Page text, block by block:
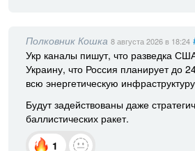
Полковник Кошка 8 августа 2026 в 18:24
Укр каналы пишут, что разведка
Украину, что Россия планирует до
всю энергетическую
Будут задействованы даже
баллистических ракет.
1